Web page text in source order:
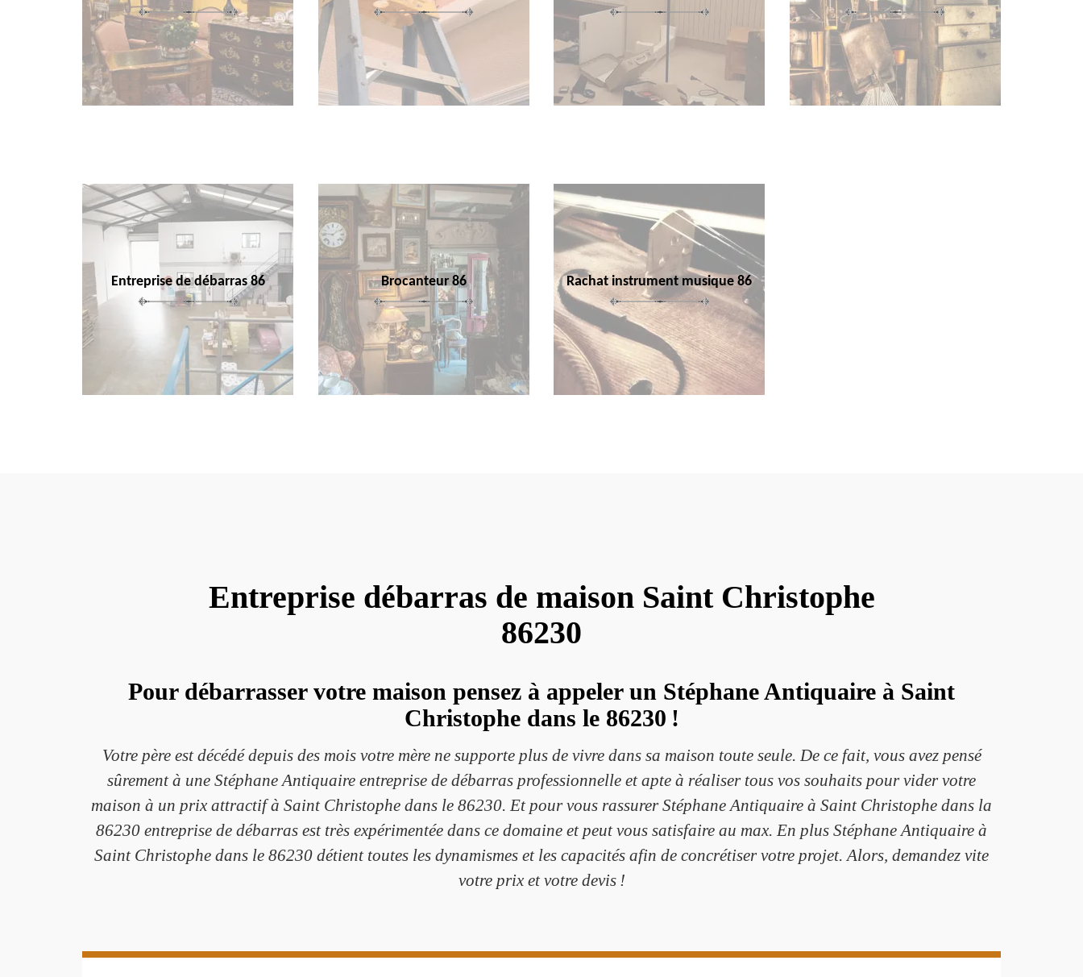
Entreprise de débarras 86 Brocanteur 86 Rachat instrument musique 86
Entreprise débarras de maison Saint Christophe
86230
Pour débarrasser votre maison pensez à appeler un Stéphane Antiquaire à Saint
Christophe dans le 86230 !
Votre père est décédé depuis des mois votre mère ne supporte plus de vivre dans sa maison toute seule. De ce fait, vous avez pensé
sûrement à une Stéphane Antiquaire entreprise de débarras professionnelle et apte à réaliser tous vos souhaits pour vider votre
maison à un prix attractif à Saint Christophe dans le 86230. Et pour vous rassurer Stéphane Antiquaire à Saint Christophe dans la
86230 entreprise de débarras est très expérimentée dans ce domaine et peut vous satisfaire au max. En plus Stéphane Antiquaire à
Saint Christophe dans le 86230 détient toutes les dynamismes et les capacités afin de concrétiser votre projet. Alors, demandez vite
votre prix et votre devis !